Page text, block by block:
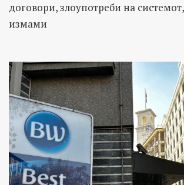
договори, злоупотреби на
измами